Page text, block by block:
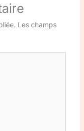
Les champs